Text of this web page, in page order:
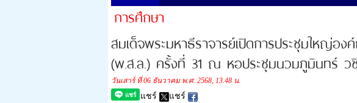
การศึกษา
สมเด็จพระมหาธีราจารย์เปิดการประชุมใหญ่อ
(พ.ส.ล.) ครั้งที่ 31 ณ หอประชุมนวมภูมินทร์ ว
วันเสาร์ ที่ 06 ธันวาคม พ.ศ. 2568, 13.48 น.
แชร์ แชร์